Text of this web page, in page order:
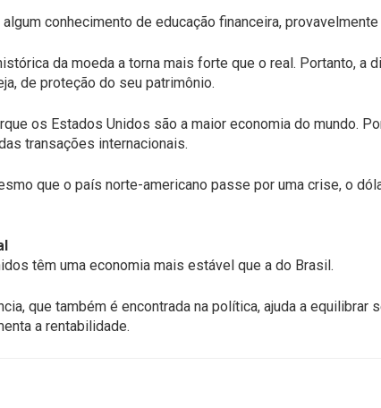
conhecimento de educação financeira,
da moeda a torna mais forte que o real. Portanto, a
de proteção do seu patrimônio.
os Estados Unidos são a maior economia do mundo.
transações internacionais.
que o país norte-americano passe por uma crise, o
têm uma economia mais estável que a do Brasil.
que também é encontrada na política, ajuda a
a rentabilidade.